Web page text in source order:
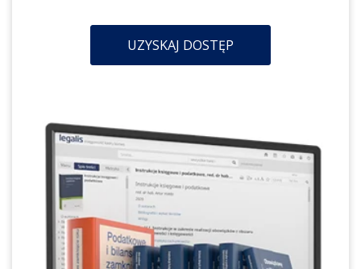
UZYSKAJ DOSTĘP